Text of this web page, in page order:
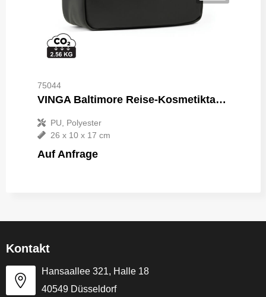
75044
VINGA Baltimore Reise-Kosmetiktasche
PU, Polyester
26 x 10 x 17 cm
Auf Anfrage
Kontakt
Hansaallee 321, Halle 18
40549 Düsseldorf